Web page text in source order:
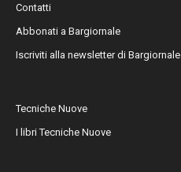
Contatti
Abbonati a Bargiornale
Iscriviti alla newsletter di Bargiornale
Tecniche Nuove
I libri Tecniche Nuove